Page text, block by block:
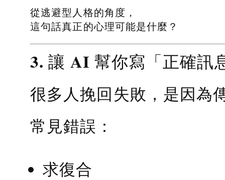
從逃避型人格的角度，
這句話真正的心理可能是什麼？
3. 讓 AI 幫你寫「正確訊
很多人挽回失敗，是因為
常見錯誤：
求復合